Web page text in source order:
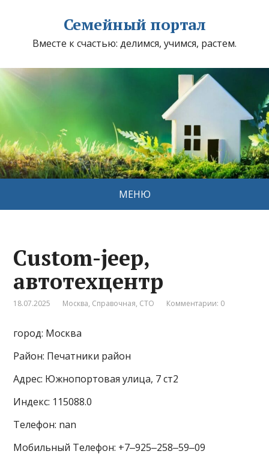
Семейный портал
Вместе к счастью: делимся, учимся, растем.
МЕНЮ
Custom-jeep,
автотехцентр
18.07.2025 Москва, Справочная, СТО Комментарии: 0
город: Москва
Район: Печатники район
Адрес: Южнопортовая улица, 7 ст2
Индекс: 115088.0
Телефон: nan
Мобильный Телефон: +7‒925‒258‒59‒09